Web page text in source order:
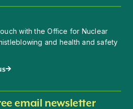
with the Office for Nuclear
and health and safety
email newsletter